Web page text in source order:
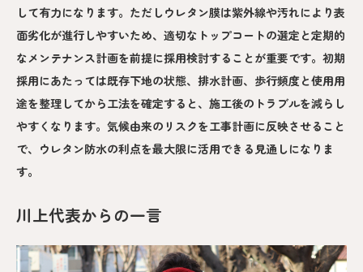
して有力になります。ただしウレタン膜は紫外線や汚れにより表
面劣化が進行しやすいため、適切なトップコートの選定と定期的
なメンテナンス計画を前提に採用検討することが重要です。初期
採用にあたっては既存下地の状態、排水計画、歩行頻度と使用用
途を整理してから工法を確定すると、施工後のトラブルを減らし
やすくなります。気候由来のリスクを工事計画に反映させること
で、ウレタン防水の利点を最大限に活用できる見通しになりま
す。
川上代表からの一言